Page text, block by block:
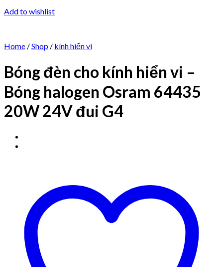
Add to wishlist
Home /Shop / kính hiển vi
Bóng đèn cho kính hiển vi –
Bóng halogen Osram 64435
20W 24V đui G4